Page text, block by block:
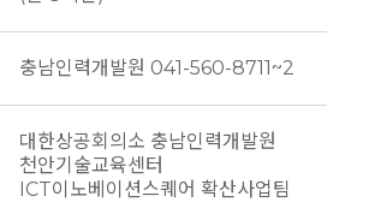
충남인력개발원 041-560-8711~2
대한상공회의소 충남인력개발원
천안기술교육센터
ICT이노베이션스퀘어 확산사업팀